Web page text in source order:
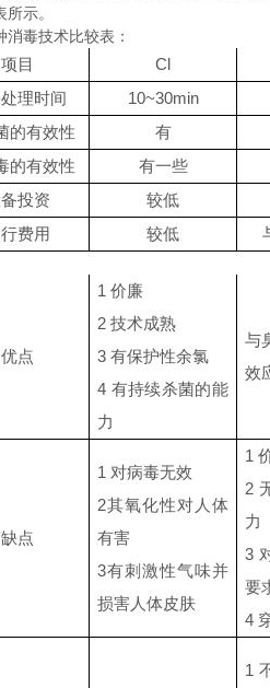
所示。
毒技术比较表：
项目 Cl
理时间
10~30min
的有效性
有
的有效性
有一些
投资
较低
费用
较低
优点
1价廉
2技术成熟
3有保护性余氯
4 有持续杀菌的能
力
与
效
缺点
1 对病毒无效
2其氧化性对人体
有害
3有刺激性气味并
损害人体皮肤
1
2
力
3
要
4
1